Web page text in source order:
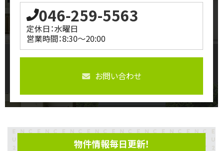
046-259-5563
定休日：水曜日
営業時間：8:30～20:00
お問い合わせ
物件情報毎日更新！